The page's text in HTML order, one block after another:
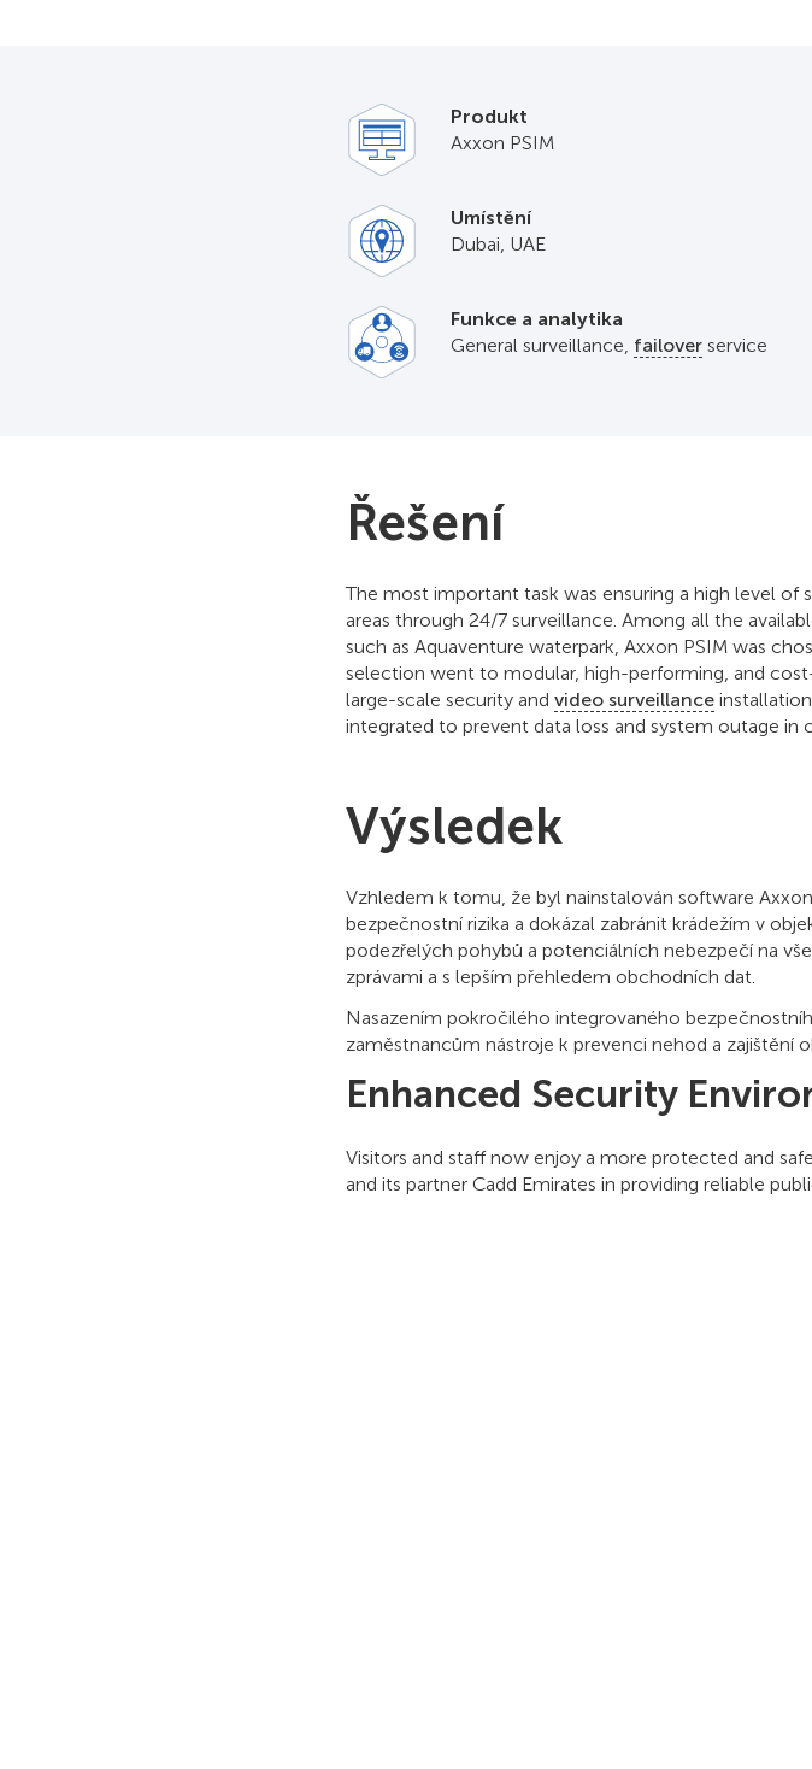
Produkt
Axxon PSIM
Umístění
Dubai, UAE
Funkce a analytika
General surveillance, failoverservice
Řešení
The most important task was ensuring a high level of
areas through 24/7 surveillance. Among all the
such as Aquaventure waterpark, Axxon PSIM was
selection went to modular, high-performing, and
large-scale security and video surveillance
integrated to prevent data loss and system outage in
Výsledek
Vzhledem k tomu, že byl nainstalován software Axxon
bezpečnostní rizika a dokázal zabránit krádežím v
podezřelých pohybů a potenciálních nebezpečí na
zprávami a s lepším přehledem obchodních dat.
Nasazením pokročilého integrovaného
zaměstnancům nástroje k prevenci nehod a zajištění
Enhanced Security
Visitors and staff now enjoy a more protected and
and its partner Cadd Emirates in providing reliable